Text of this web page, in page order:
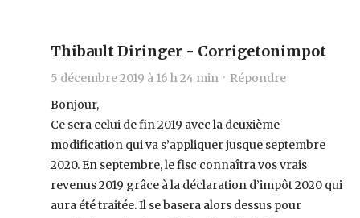
Thibault Diringer - Corrigetonimpot
5 décembre 2019 à 16 h 24 min · Répondre
Bonjour,
Ce sera celui de fin 2019 avec la deuxième
modification qui va s’appliquer jusque septembre
2020. En septembre, le fisc connaîtra vos vrais
revenus 2019 grâce à la déclaration d’impôt 2020 qui
aura été traitée. Il se basera alors dessus pour